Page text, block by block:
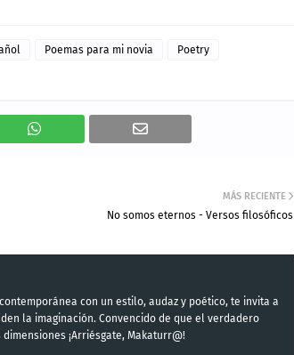
Poemas para mi novia
Poetry
MÁS RECIENTE
No somos eternos - Versos filosóficos
con un estilo, audaz y poético, te invita a
la imaginación. Convencido de que el verdadero
¡Arriésgate, Makaturr@!